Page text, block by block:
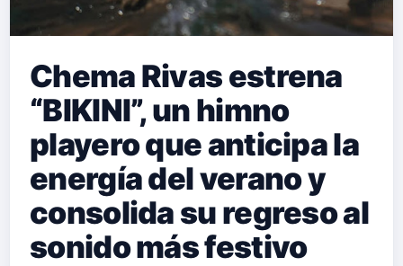
Chema Rivas estrena
“BIKINI”, un himno
playero que anticipa la
energía del verano y
consolida su regreso al
sonido más festivo